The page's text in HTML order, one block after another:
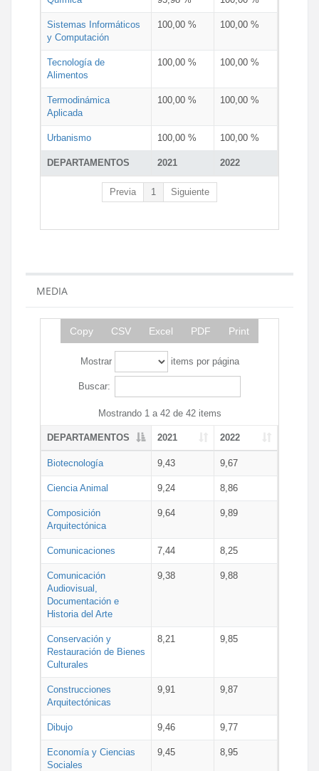
DEPARTAMENTOS 2021 2022
Sistemas Informáticos
y Computación
100,00 % 100,00 %
Tecnología de
Alimentos
100,00 % 100,00 %
Termodinámica
Aplicada
100,00 % 100,00 %
Urbanismo 100,00 % 100,00 %
Previa 1 Siguiente
MEDIA
Copy CSV Excel PDF Print
Mostrar items por página
Buscar:
Mostrando 1 a 42 de 42 items
DEPARTAMENTOS 2021 2022
Biotecnología 9,43 9,67
Ciencia Animal 9,24 8,86
Composición
Arquitectónica
9,64 9,89
Comunicaciones 7,44 8,25
Comunicación
Audiovisual,
Documentación e
Historia del Arte
9,38 9,88
Conservación y
Restauración de Bienes
Culturales
8,21 9,85
Construcciones
Arquitectónicas
9,91 9,87
Dibujo 9,46 9,77
Economía y Ciencias
Sociales
9,45 8,95